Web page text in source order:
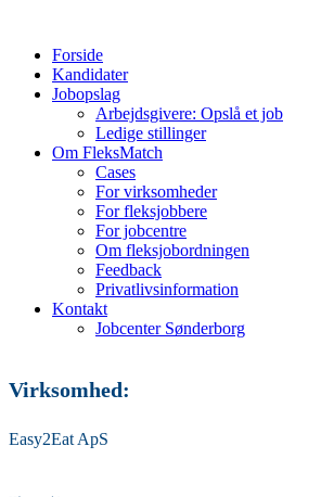
Forside
Kandidater
Jobopslag
Arbejdsgivere: Opslå et job
Ledige stillinger
Om FleksMatch
Cases
For virksomheder
For fleksjobbere
For jobcentre
Om fleksjobordningen
Feedback
Privatlivsinformation
Kontakt
Jobcenter Sønderborg
Virksomhed:
Easy2Eat ApS